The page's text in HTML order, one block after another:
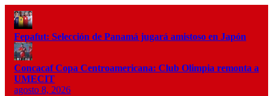
Fepafut: Selección de Panamá jugará amistoso en Japón
Concacaf Copa Centroamericana: Club Olimpia remonta a
UMECIT
agosto 8, 2026